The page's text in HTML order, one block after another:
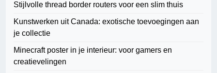
Stijlvolle thread border routers voor een slim thuis
Kunstwerken uit Canada: exotische toevoegingen aan
je collectie
Minecraft poster in je interieur: voor gamers en
creatievelingen